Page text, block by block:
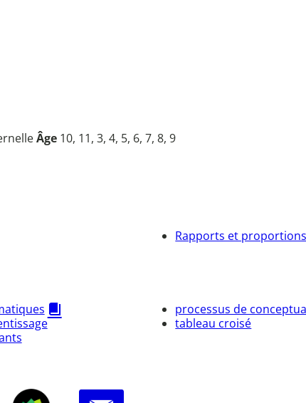
Âge 10, 11, 3, 4, 5, 6, 7, 8, 9
Rapports et proportions
processus de
tableau croisé